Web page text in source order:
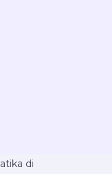
di